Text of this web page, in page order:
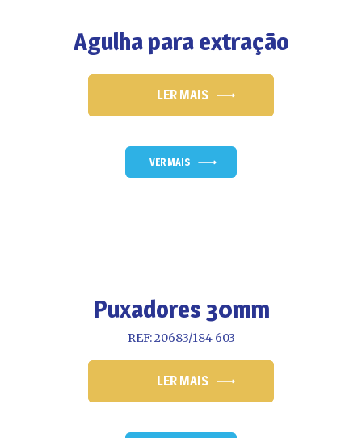
Agulha para extração
LER MAIS
VER MAIS
Puxadores 30mm
REF: 20683/184 603
LER MAIS